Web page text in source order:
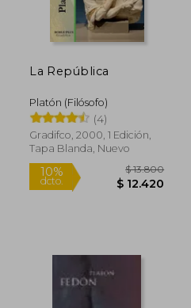
La República
Platón (Filósofo)
(4)
Gradifco, 2000, 1 Edición,
Tapa Blanda, Nuevo